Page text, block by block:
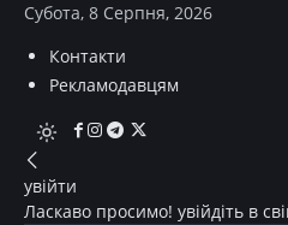
Субота, 8 Серпня, 2026
Контакти
Рекламодавцям
увійти
Ласкаво просимо! увійдіть в